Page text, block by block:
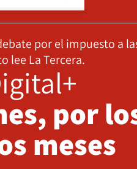
por el impuesto a
lee La Tercera.
por
meses